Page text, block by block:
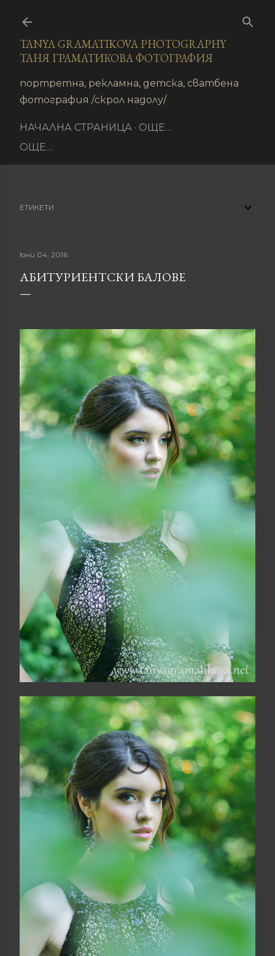
TANYA GRAMATIKOVA PHOTOGRAPHY
ТАНЯ ГРАМАТИКОВА ФОТОГРАФИЯ
портретна, рекламна, детска, сватбена
фотография /скрол надолу/
НАЧАЛНА СТРАНИЦА
ОЩЕ…
ОЩЕ…
ЕТИКЕТИ
юни 04, 2016
АБИТУРИЕНТСКИ БАЛОВЕ